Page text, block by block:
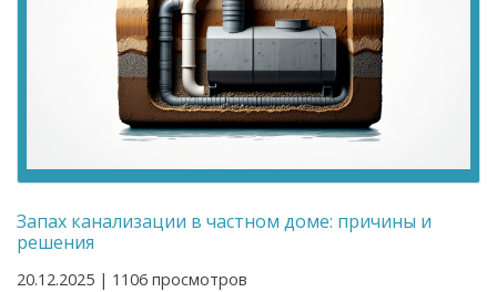
Запах канализации в частном доме: причины и
решения
20.12.2025 | 1106 просмотров